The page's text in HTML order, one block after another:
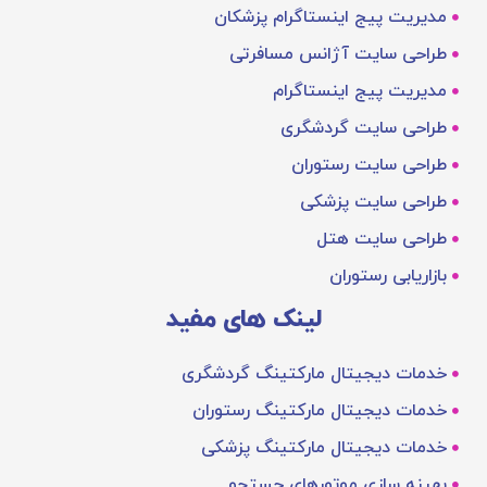
مدیریت پیج اینستاگرام پزشکان
طراحی سایت آژانس مسافرتی
مدیریت پیج اینستاگرام
طراحی سایت گردشگری
طراحی سایت رستوران
طراحی سایت پزشکی
طراحی سایت هتل
بازاریابی رستوران
لینک های مفید
خدمات دیجیتال مارکتینگ گردشگری
خدمات دیجیتال مارکتینگ رستوران
خدمات دیجیتال مارکتینگ پزشکی